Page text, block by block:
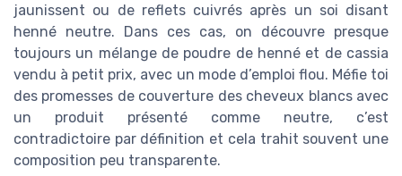
jaunissent ou de reflets cuivrés après un soi disant
henné neutre. Dans ces cas, on découvre presque
toujours un mélange de poudre de henné et de cassia
vendu à petit prix, avec un mode d’emploi flou. Méfie toi
des promesses de couverture des cheveux blancs avec
un produit présenté comme neutre, c’est
contradictoire par définition et cela trahit souvent une
composition peu transparente.